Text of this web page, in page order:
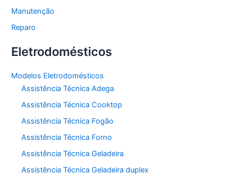
Manutenção
Reparo
Eletrodomésticos
Modelos Eletrodomésticos
Assistência Técnica Adega
Assistência Técnica Cooktop
Assistência Técnica Fogão
Assistência Técnica Forno
Assistência Técnica Geladeira
Assistência Técnica Geladeira duplex